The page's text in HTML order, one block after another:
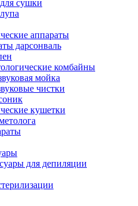
сушки
аппараты
дарсонваль
комбайны
мойка
чистки
кушетки
для депиляции